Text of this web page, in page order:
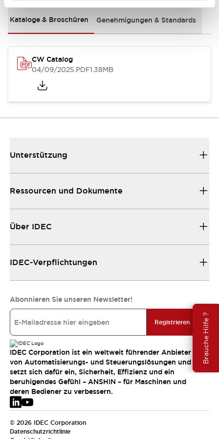
Brauche Hilfe ?
Kataloge & Broschüren Genehmigungen & Standards
CW Catalog
04/09/2025.PDF1.38MB
Unterstützung
Ressourcen und Dokumente
Über IDEC
IDEC-Verpflichtungen
Abonnieren Sie unseren Newsletter!
Registrieren
IDEC Corporation ist ein weltweit führender Anbieter
von Automatisierungs- und Steuerungslösungen und
setzt sich dafür ein, Sicherheit, Effizienz und ein
beruhigendes Gefühl – ANSHIN – für Maschinen und
deren Bediener zu verbessern.
© 2026 IDEC Corporation
Datenschutzrichtlinie